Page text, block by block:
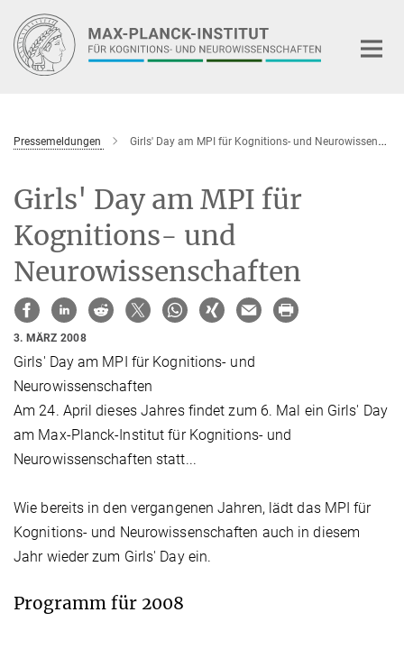
Hauptinhalt
Pressemeldungen Girls' Day am MPI für Kognitions- und Neurowissenschaften
Girls' Day am MPI für
Kognitions- und
Neurowissenschaften
3. MÄRZ 2008
Girls' Day am MPI für Kognitions- und
Neurowissenschaften
Am 24. April dieses Jahres findet zum 6. Mal ein Girls' Day
am Max-Planck-Institut für Kognitions- und
Neurowissenschaften statt...
Wie bereits in den vergangenen Jahren, lädt das MPI für
Kognitions- und Neurowissenschaften auch in diesem
Jahr wieder zum Girls' Day ein.
Programm für 2008